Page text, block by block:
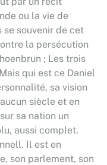
ou la vie de
se souvenir de cet
la persécution
; Les trois
qui est ce Daniel
sa vision
siècle et en
sa nation un
aussi complet.
Il est en
son parlement, son